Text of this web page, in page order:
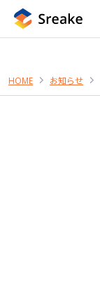
HOME お知らせ